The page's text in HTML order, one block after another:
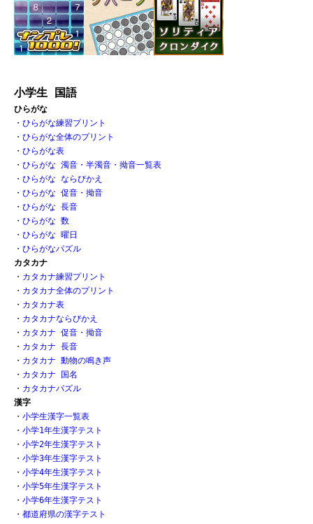
小学生 国語
ひらがな
・ ひらがな練習プリント
・ ひらがな全体のプリント
・ ひらがな表
・ ひらがな 濁音・半濁音・拗音一覧表
・ ひらがな ならびかえ
・ ひらがな 促音・拗音
・ ひらがな 長音
・ ひらがな 数
・ ひらがな 曜日
・ ひらがなパズル
カタカナ
・ カタカナ練習プリント
・ カタカナ全体のプリント
・ カタカナ表
・ カタカナならびかえ
・ カタカナ 促音・拗音
・ カタカナ 長音
・ カタカナ 動物の鳴き声
・ カタカナ 国名
・ カタカナパズル
漢字
・ 小学生漢字一覧表
・ 小学1年生漢字テスト
・ 小学2年生漢字テスト
・ 小学3年生漢字テスト
・ 小学4年生漢字テスト
・ 小学5年生漢字テスト
・ 小学6年生漢字テスト
・ 都道府県の漢字テスト